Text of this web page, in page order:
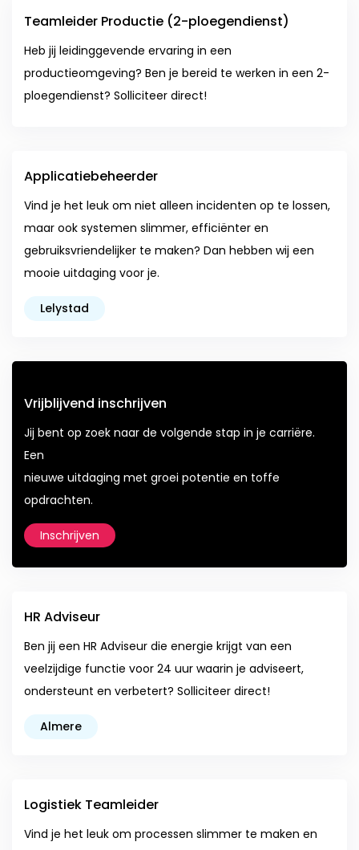
Teamleider Productie (2-ploegendienst)
Heb jij leidinggevende ervaring in een
productieomgeving? Ben je bereid te werken in een 2-
ploegendienst? Solliciteer direct!
Applicatiebeheerder
Vind je het leuk om niet alleen incidenten op te lossen,
maar ook systemen slimmer, efficiënter en
gebruiksvriendelijker te maken? Dan hebben wij een
mooie uitdaging voor je.
Lelystad
Vrijblijvend inschrijven
Jij bent op zoek naar de volgende stap in je carriëre.
Een
nieuwe uitdaging met groei potentie en toffe
opdrachten.
Inschrijven
HR Adviseur
Ben jij een HR Adviseur die energie krijgt van een
veelzijdige functie voor 24 uur waarin je adviseert,
ondersteunt en verbetert? Solliciteer direct!
Almere
Logistiek Teamleider
Vind je het leuk om processen slimmer te maken en